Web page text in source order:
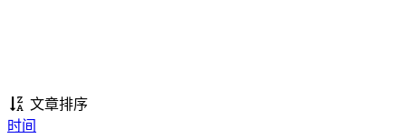
文章排序
时间